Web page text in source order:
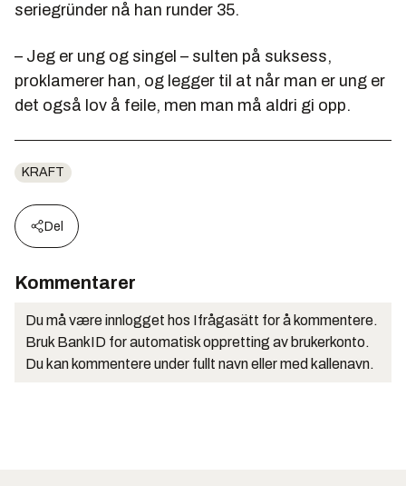
seriegründer nå han runder 35.
– Jeg er ung og singel – sulten på suksess,
proklamerer han, og legger til at når man er ung er
det også lov å feile, men man må aldri gi opp.
KRAFT
Del
Kommentarer
Du må være innlogget hos Ifrågasätt for å kommentere.
Bruk BankID for automatisk oppretting av brukerkonto.
Du kan kommentere under fullt navn eller med kallenavn.